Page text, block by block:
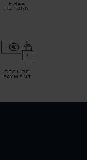
free
return
secure
payment